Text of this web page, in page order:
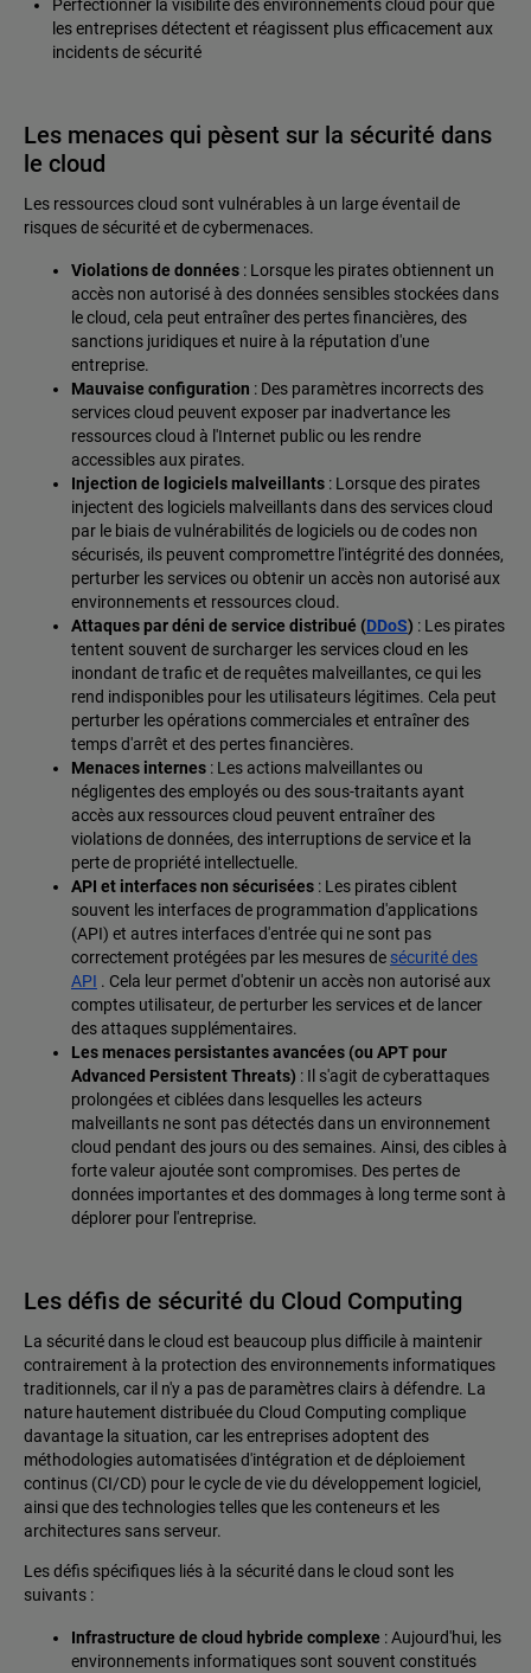
Perfectionner la visibilité des environnements cloud pour que
les entreprises détectent et réagissent plus efficacement aux
incidents de sécurité
Les menaces qui pèsent sur la sécurité dans
le cloud
Les ressources cloud sont vulnérables à un large éventail de
risques de sécurité et de cybermenaces.
Violations de données : Lorsque les pirates obtiennent un
accès non autorisé à des données sensibles stockées dans
le cloud, cela peut entraîner des pertes financières, des
sanctions juridiques et nuire à la réputation d'une
entreprise.
Mauvaise configuration : Des paramètres incorrects des
services cloud peuvent exposer par inadvertance les
ressources cloud à l'Internet public ou les rendre
accessibles aux pirates.
Injection de logiciels malveillants : Lorsque des pirates
injectent des logiciels malveillants dans des services cloud
par le biais de vulnérabilités de logiciels ou de codes non
sécurisés, ils peuvent compromettre l'intégrité des données,
perturber les services ou obtenir un accès non autorisé aux
environnements et ressources cloud.
Attaques par déni de service distribué (DDoS) : Les pirates
tentent souvent de surcharger les services cloud en les
inondant de trafic et de requêtes malveillantes, ce qui les
rend indisponibles pour les utilisateurs légitimes. Cela peut
perturber les opérations commerciales et entraîner des
temps d'arrêt et des pertes financières.
Menaces internes : Les actions malveillantes ou
négligentes des employés ou des sous-traitants ayant
accès aux ressources cloud peuvent entraîner des
violations de données, des interruptions de service et la
perte de propriété intellectuelle.
API et interfaces non sécurisées : Les pirates ciblent
souvent les interfaces de programmation d'applications
(API) et autres interfaces d'entrée qui ne sont pas
correctement protégées par les mesures de sécurité des
API . Cela leur permet d'obtenir un accès non autorisé aux
comptes utilisateur, de perturber les services et de lancer
des attaques supplémentaires.
Les menaces persistantes avancées (ou APT pour
Advanced Persistent Threats) : Il s'agit de cyberattaques
prolongées et ciblées dans lesquelles les acteurs
malveillants ne sont pas détectés dans un environnement
cloud pendant des jours ou des semaines. Ainsi, des cibles à
forte valeur ajoutée sont compromises. Des pertes de
données importantes et des dommages à long terme sont à
déplorer pour l'entreprise.
Les défis de sécurité du Cloud Computing
La sécurité dans le cloud est beaucoup plus difficile à maintenir
contrairement à la protection des environnements informatiques
traditionnels, car il n'y a pas de paramètres clairs à défendre. La
nature hautement distribuée du Cloud Computing complique
davantage la situation, car les entreprises adoptent des
méthodologies automatisées d'intégration et de déploiement
continus (CI/CD) pour le cycle de vie du développement logiciel,
ainsi que des technologies telles que les conteneurs et les
architectures sans serveur.
Les défis spécifiques liés à la sécurité dans le cloud sont les
suivants :
Infrastructure de cloud hybride complexe : Aujourd'hui, les
environnements informatiques sont souvent constitués